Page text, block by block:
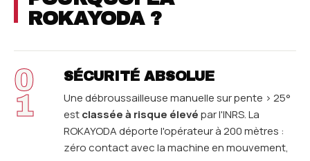
ROKAYODA ?
0
1
SÉCURITÉ ABSOLUE
Une débroussailleuse manuelle sur pente > 25°
estclassée à risque élevépar l'INRS. La
ROKAYODA déporte l'opérateur à 200 mètres :
zéro contact avec la machine en mouvement,